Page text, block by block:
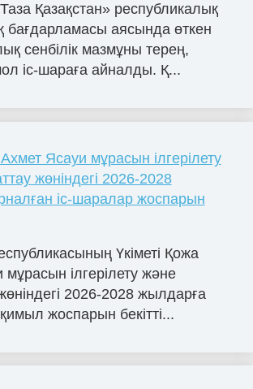
Қазақстан» республикалық
бағдарламасы аясында өткен
сенбілік мазмұны терең,
іс-шараға айналды. Қ...
Ясауи мұрасын ілгерілету
жөніндегі 2026-2028
іс-шаралар жоспарын
Үкіметі Қожа
ілгерілету және
2026-2028 жылдарға
жоспарын бекітті...